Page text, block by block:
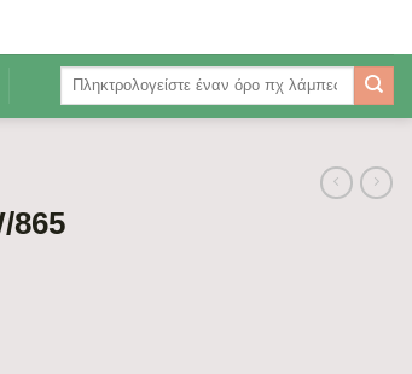
Αναζήτηση